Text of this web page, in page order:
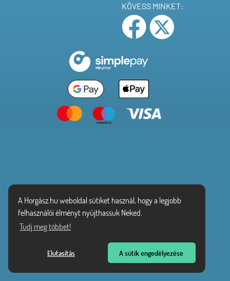
A Horgász.hu weboldal sütiket használ, hogy a legjobb
felhasználói élményt nyújthassuk Neked.
Tudj meg többet!
Elutasítás A sütik engedélyezése
KÖVESS MINKET: